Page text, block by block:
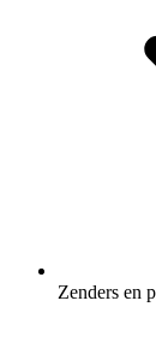
Zenders en